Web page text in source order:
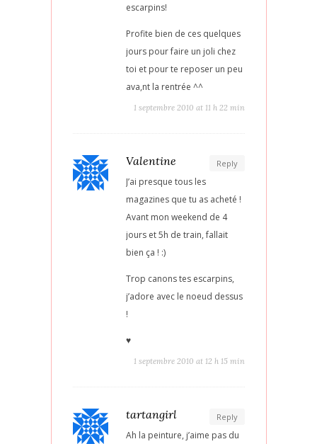
escarpins!
Profite bien de ces quelques
jours pour faire un joli chez
toi et pour te reposer un peu
ava,nt la rentrée ^^
1 septembre 2010 at 11 h 22 min
Reply
Valentine
J’ai presque tous les
magazines que tu as acheté !
Avant mon weekend de 4
jours et 5h de train, fallait
bien ça ! :)
Trop canons tes escarpins,
j’adore avec le noeud dessus
!
♥
1 septembre 2010 at 12 h 15 min
Reply
tartangirl
Ah la peinture, j’aime pas du